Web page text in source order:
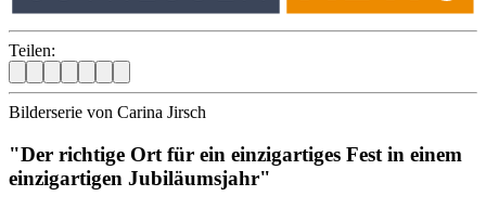
Teilen:
Bilderserie von Carina Jirsch
"Der richtige Ort für ein einzigartiges Fest in einem
einzigartigen Jubiläumsjahr"